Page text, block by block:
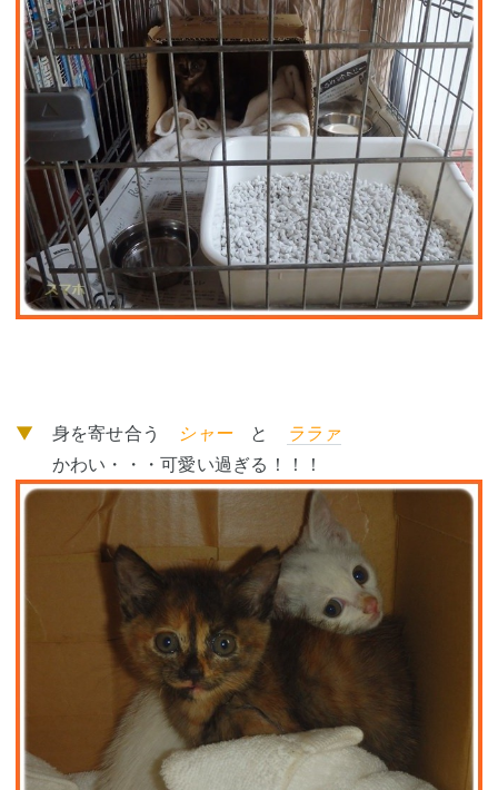
▼ 身を寄せ合う シャーと
ララァ
かわい・・・可愛い過ぎる！！！